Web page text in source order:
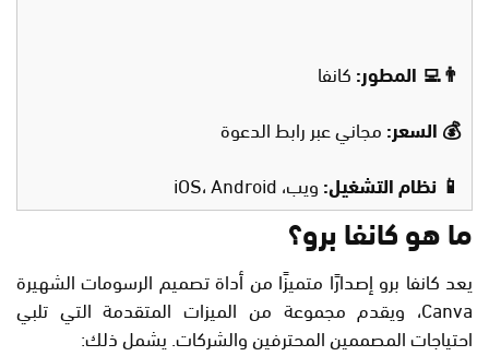
👨‍💻 المطور:كانفا
💰 السعر:مجاني عبر رابط الدعوة
📱 نظام التشغيل:ويب، iOS، Android
ما هو كانفا برو؟
يعد كانفا برو إصدارًا متميزًا من أداة تصميم الرسومات الشهيرة
Canva، ويقدم مجموعة من الميزات المتقدمة التي تلبي
احتياجات المصممين المحترفين والشركات. يشمل ذلك: